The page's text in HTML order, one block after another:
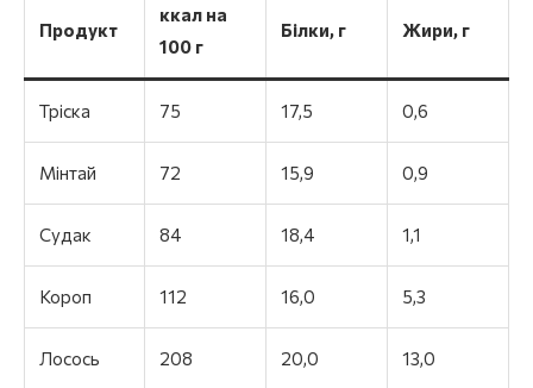
Продукт
ккал на
100 г
Білки, г Жири, г
Тріска 75 17,5 0,6
Мінтай 72 15,9 0,9
Судак 84 18,4 1,1
Короп 112 16,0 5,3
Лосось 208 20,0 13,0